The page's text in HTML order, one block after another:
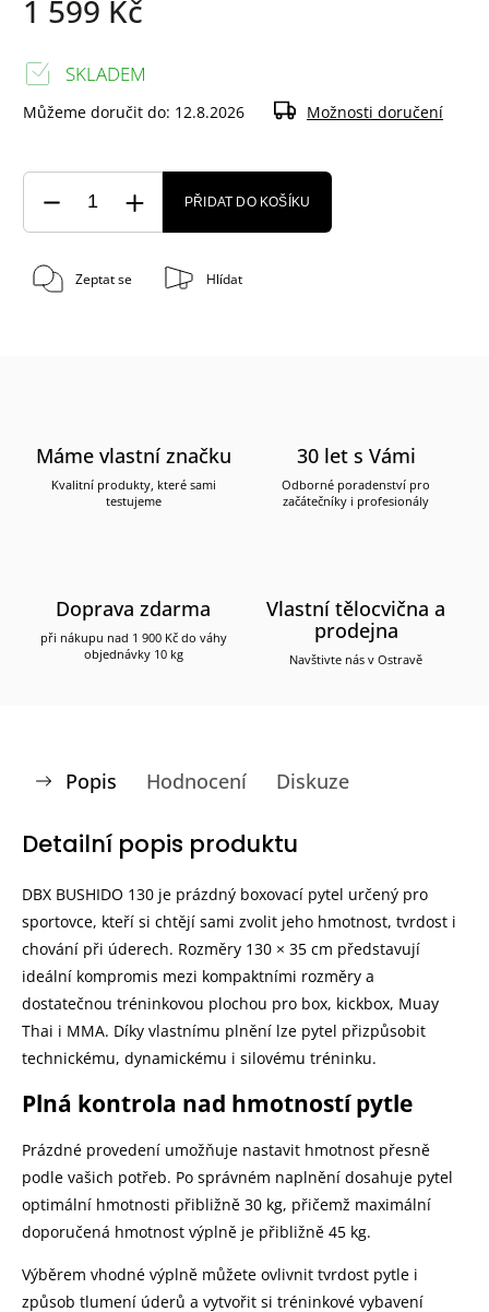
1 599 Kč
SKLADEM
Můžeme doručit do: 12.8.2026 Možnosti doručení
PŘIDAT DO KOŠÍKU
Zeptat se Hlídat
Máme vlastní značku
Kvalitní produkty, které sami
testujeme
30 let s Vámi
Odborné poradenství pro
začátečníky i profesionály
Doprava zdarma
při nákupu nad 1 900 Kč do váhy
objednávky 10 kg
Vlastní tělocvična a
prodejna
Navštivte nás v Ostravě
Popis Hodnocení Diskuze
Detailní popis produktu
DBX BUSHIDO 130 je prázdný boxovací pytel určený pro
sportovce, kteří si chtějí sami zvolit jeho hmotnost, tvrdost i
chování při úderech. Rozměry 130 × 35 cm představují
ideální kompromis mezi kompaktními rozměry a
dostatečnou tréninkovou plochou pro box, kickbox, Muay
Thai i MMA. Díky vlastnímu plnění lze pytel přizpůsobit
technickému, dynamickému i silovému tréninku.
Plná kontrola nad hmotností pytle
Prázdné provedení umožňuje nastavit hmotnost přesně
podle vašich potřeb. Po správném naplnění dosahuje pytel
optimální hmotnosti přibližně 30 kg, přičemž maximální
doporučená hmotnost výplně je přibližně 45 kg.
Výběrem vhodné výplně můžete ovlivnit tvrdost pytle i
způsob tlumení úderů a vytvořit si tréninkové vybavení